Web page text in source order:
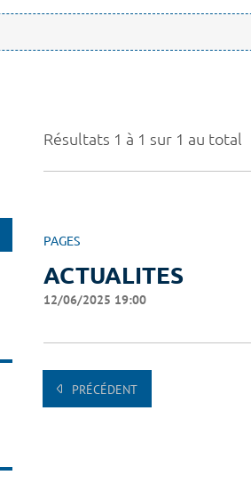
Résultats 1 à 1 sur 1 au total
PAGES
ACTUALITES
12/06/2025 19:00
PRÉCÉDENT